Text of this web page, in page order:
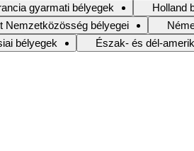
gyarmati bélyegek
Holland
Nemzetközösség bélyegei
bélyegek Észak- és dél-